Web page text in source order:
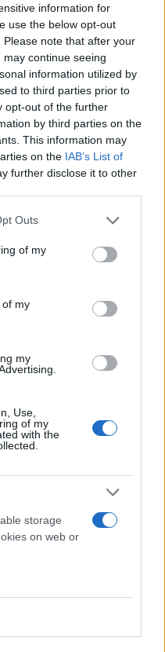
information for
use the below opt-out
note that after your
continue seeing
information utilized by
to third parties prior to
opt-out of the further
by third parties on the
This information may
on the IAB’s List of
further disclose it to other
one or more Google
You may click to
its third-party tags to
in below Google
Outs
of my
of my
my
Use,
of my
with the
storage
on web or
η Ούρσουλα φον
Γκορμπατσόφ ήταν
ηγέτης. Έπαιξε
του Ψυχρού
Σιδηρούν
δρόμο για μια
δεν θα την
Μακρόν περιέγραψε
της ειρήνης» στο
λέγοντας ότι
για τους Ρώσους. Η
στην Ευρώπη άλλαξε
αντίδραση στον
πολύ πιο
Πούτιν εξέφρασε «τα
για τον θάνατο του
πρακτορείο